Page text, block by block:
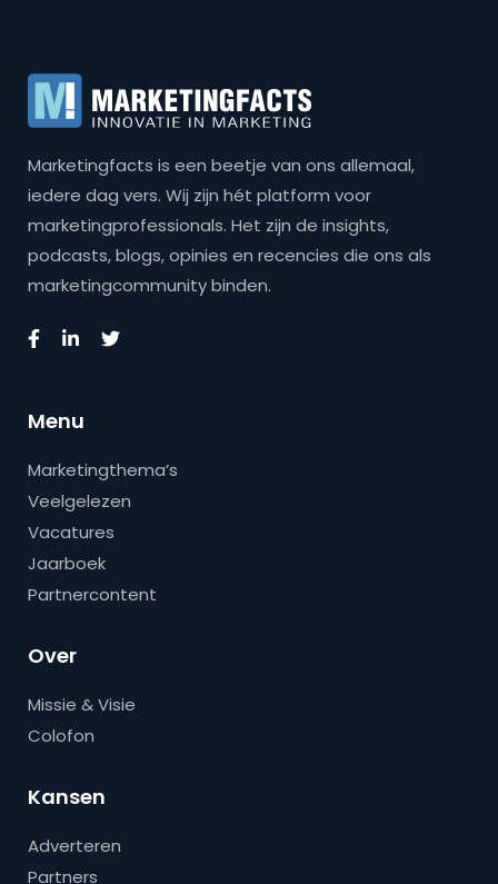
Marketingfacts is een beetje van ons allemaal,
iedere dag vers. Wij zijn hét platform voor
marketingprofessionals. Het zijn de insights,
podcasts, blogs, opinies en recencies die ons als
marketingcommunity binden.
Menu
Marketingthema’s
Veelgelezen
Vacatures
Jaarboek
Partnercontent
Over
Missie & Visie
Colofon
Kansen
Adverteren
Partners